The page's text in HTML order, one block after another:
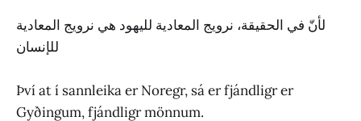
لأنّ في الحقيقة، نرويج المعادية لليهود هي نرويج المعادية
للإنسان
Því at í sannleika er Noregr, sá er fjándligr er
Gyðingum, fjándligr mönnum.